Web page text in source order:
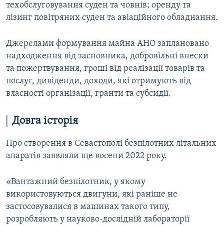
техобслуговування суден та човнів; оренду та
лізинг повітряних суден та авіаційного обладнання.
Джерелами формування майна АНО заплановано
надходження від засновника, добровільні внески
та пожертвування, гроші від реалізації товарів та
послуг, дивіденди, доходи, які отримують від
власності організації, гранти та субсидії.
Довга історія
Про створення в Севастополі безпілотних літальних
апаратів заявляли ще восени 2022 року.
«Вантажний безпілотник, у якому
використовуються двигуни, які раніше не
застосовувалися в машинах такого типу,
розробляють у науково-дослідній лабораторії